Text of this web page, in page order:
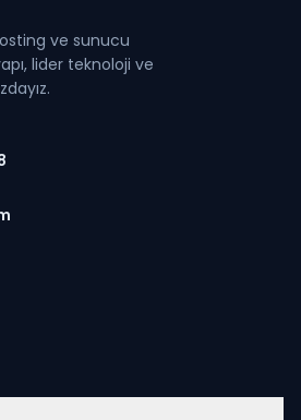
ve sunucu
lider teknoloji ve